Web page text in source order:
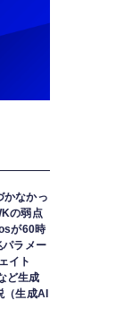
かなかっ
の弱点
が60時
パラメー
イト
ど生成
（生成AI